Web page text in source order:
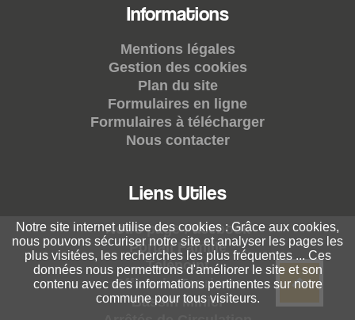
Informations
Mentions légales
Gestion des cookies
Plan du site
Formulaires en ligne
Formulaires à télécharger
Nous contacter
Liens Utiles
Notre page Facebook
Portail Famille
Télépoint
Office du Tourisme
Bassin Minier
Notre site internet utilise des cookies : Grâce aux cookies,
nous pouvons sécuriser notre site et analyser les pages les
plus visitées, les recherches les plus fréquentes ... Ces
données nous permettrons d'améliorer le site et son
contenu avec des informations pertinentes sur notre
commune pour tous visiteurs.